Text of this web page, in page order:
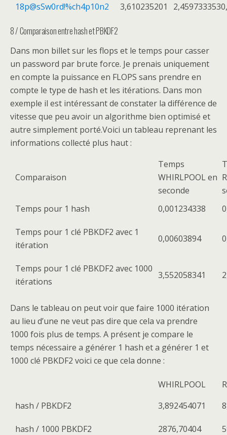
18p@sSw0rd!%ch4p10n2 3,610235201 2,459733353
8 / Comparaison entre hash et PBKDF2
Dans mon billet sur les flops et le temps pour casser
un password par brute force. Je prenais uniquement
en compte la puissance en FLOPS sans prendre en
compte le type de hash et les itérations. Dans mon
exemple il est intéressant de constater la différence de
vitesse que peu avoir un algorithme bien optimisé et
autre simplement porté.Voici un tableau reprenant les
informations collecté plus haut :
Comparaison
Temps
WHIRLPOOL en
seconde
Temps pour 1 hash
0,001234338
Temps pour 1 clé PBKDF2 avec 1
itération
0,00603894
Temps pour 1 clé PBKDF2 avec 1000
itérations
3,552058341
Dans le tableau on peut voir que faire 1000 itération
au lieu d’une ne veut pas dire que cela va prendre
1000 fois plus de temps. A présent je compare le
temps nécessaire a générer 1 hash et a générer 1 et
1000 clé PBKDF2 voici ce que cela donne :
WHIRLPOOL
hash / PBKDF2
3,892454071
hash / 1000 PBKDF2 2876,70404